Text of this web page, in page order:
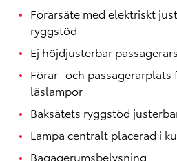
Förarsäte med elektriskt
ryggstöd
Ej höjdjusterbar
Förar- och passagerarplats
läslampor
Baksätets ryggstöd
Lampa centralt placerad i
Bagagerumsbelysning